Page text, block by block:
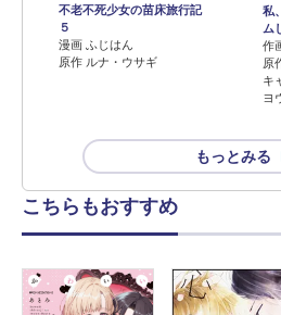
不老不死少女の苗床旅行記
５
漫画 ふじはん
原作 ルナ・ウサギ
私
ム
作
原
キ
ヨ
もっとみる
こちらもおすすめ